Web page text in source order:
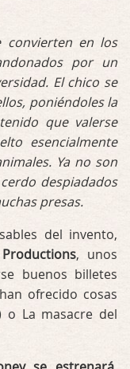
convierten en los
por un
El chico se
poniéndoles la
que valerse
esencialmente
Ya no son
despiadados
presas.
del invento,
, unos
buenos billetes
ofrecido cosas
o La masacre del